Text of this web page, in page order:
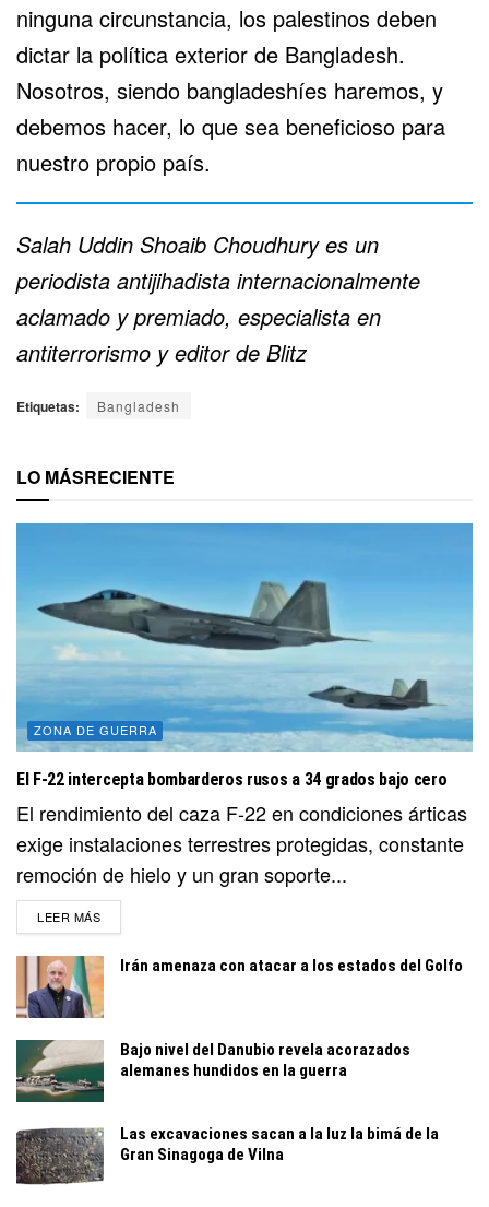
ninguna circunstancia, los palestinos deben
dictar la política exterior de Bangladesh.
Nosotros, siendo bangladeshíes haremos, y
debemos hacer, lo que sea beneficioso para
nuestro propio país.
Salah Uddin Shoaib Choudhury es un
periodista antijihadista internacionalmente
aclamado y premiado, especialista en
antiterrorismo y editor de Blitz
Etiquetas: Bangladesh
LO MÁSRECIENTE
ZONA DE GUERRA
El F-22 intercepta bombarderos rusos a 34 grados bajo cero
El rendimiento del caza F-22 en condiciones árticas
exige instalaciones terrestres protegidas, constante
remoción de hielo y un gran soporte...
LEER MÁSDETAILS
Irán amenaza con atacar a los estados del Golfo
Bajo nivel del Danubio revela acorazados
alemanes hundidos en la guerra
Las excavaciones sacan a la luz la bimá de la
Gran Sinagoga de Vilna